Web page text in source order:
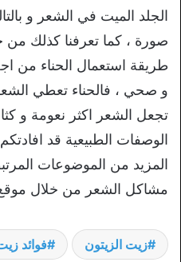
الجلد الميت في الشعر و
صورة ، كما تعرفنا كذلك
طريقة استعمال الحناء
و صحي ، فالحناء تعطي الشعر
تجعل الشعر اكثر نعومة و
الوصفات الطبيعية قد
المزيد من الموضوعات
مشاكل الشعر من خلال
زيت الزيتون فوائد